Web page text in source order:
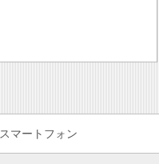
スマートフォン